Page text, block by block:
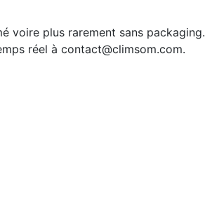
voire plus rarement sans packaging.
réel à contact@climsom.com.